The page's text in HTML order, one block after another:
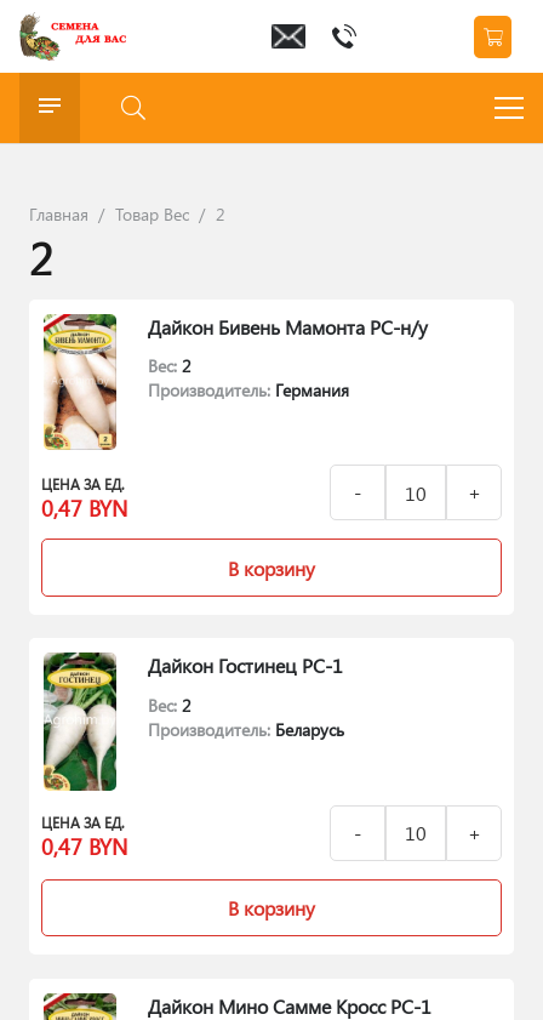
Главная / Товар Вес / 2
2
Дайкон Бивень Мамонта РС-н/у
Вес: 2
Производитель: Германия
ЦЕНА ЗА ЕД.
0,47 BYN
В корзину
Дайкон Гостинец РС-1
Вес: 2
Производитель: Беларусь
ЦЕНА ЗА ЕД.
0,47 BYN
В корзину
Дайкон Мино Самме Кросс РС-1